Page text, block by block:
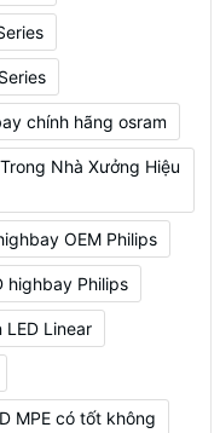
chính hãng osram
Nhà Xưởng Hiệu
OEM Philips
highbay Philips
LED Linear
MPE có tốt không